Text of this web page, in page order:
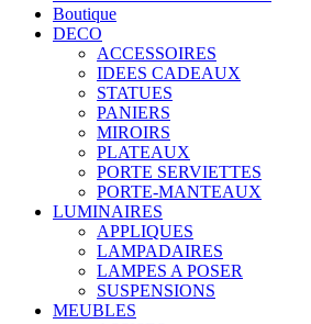
Boutique
DECO
ACCESSOIRES
IDEES CADEAUX
STATUES
PANIERS
MIROIRS
PLATEAUX
PORTE SERVIETTES
PORTE-MANTEAUX
LUMINAIRES
APPLIQUES
LAMPADAIRES
LAMPES A POSER
SUSPENSIONS
MEUBLES